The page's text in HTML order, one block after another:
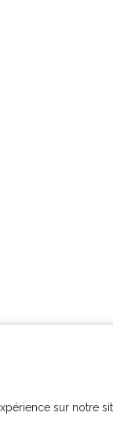
sur notre